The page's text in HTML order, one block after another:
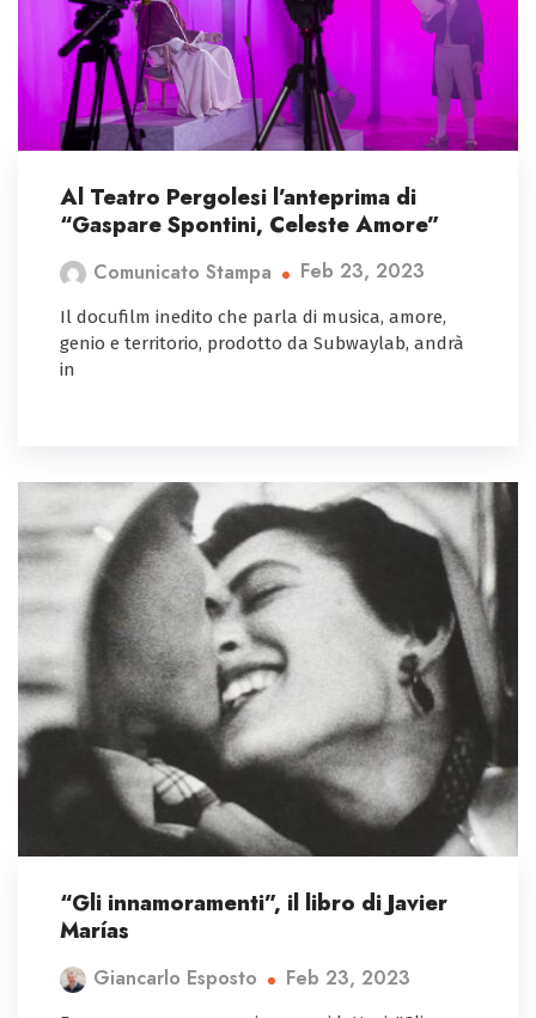
Al Teatro Pergolesi l’anteprima di
“Gaspare Spontini, Celeste Amore”
Comunicato Stampa Feb 23, 2023
Il docufilm inedito che parla di musica, amore,
genio e territorio, prodotto da Subwaylab, andrà
in
“Gli innamoramenti”, il libro di Javier
Marías
Giancarlo Esposto Feb 23, 2023